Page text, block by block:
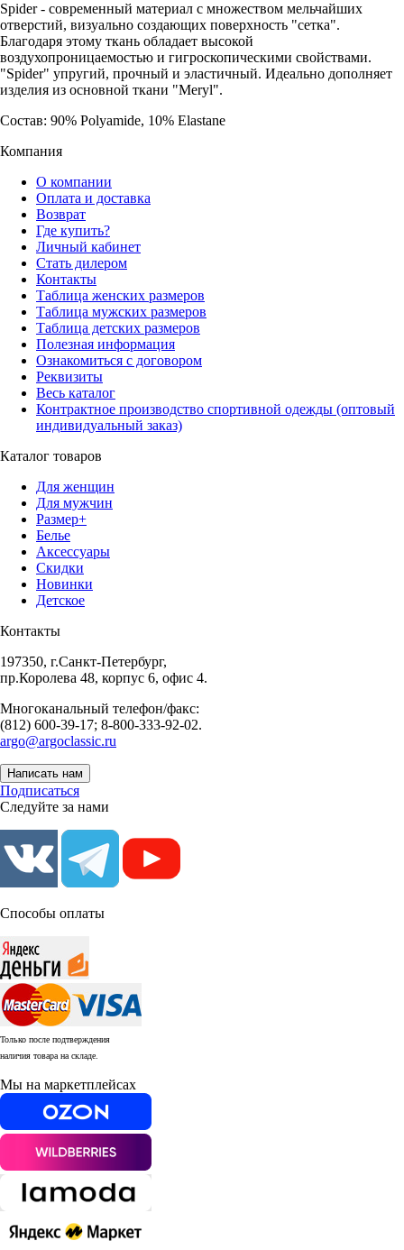
Spider - современный материал с множеством мельчайших
отверстий, визуально создающих поверхность "сетка".
Благодаря этому ткань обладает высокой
воздухопроницаемостью и гигроскопическими свойствами.
"Spider" упругий, прочный и эластичный. Идеально дополняет
изделия из основной ткани "Meryl".
Состав: 90% Polyamide, 10% Elastane
Компания
О компании
Оплата и доставка
Возврат
Где купить?
Личный кабинет
Стать дилером
Контакты
Таблица женских размеров
Таблица мужских размеров
Таблица детских размеров
Полезная информация
Ознакомиться с договором
Реквизиты
Весь каталог
Контрактное производство спортивной одежды (оптовый
индивидуальный заказ)
Каталог товаров
Для женщин
Для мужчин
Размер+
Белье
Аксессуары
Скидки
Новинки
Детское
Контакты
197350, г.Санкт-Петербург,
пр.Королева 48, корпус 6, офис 4.
Многоканальный телефон/факс:
(812) 600-39-17; 8-800-333-92-02.
argo@argoclassic.ru
Написать нам
Подписаться
Следуйте за нами
Способы оплаты
Только после подтверждения
наличия товара на складе.
Мы на маркетплейсах